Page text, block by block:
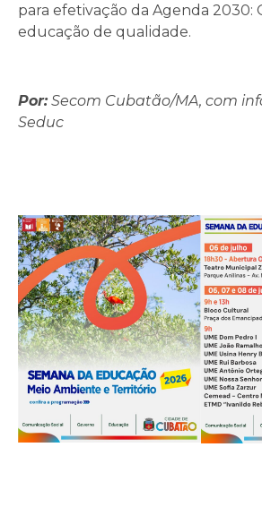
para efetivação da Agenda 2030:
educação de qualidade.
Por:Secom Cubatão/MA, com
Seduc